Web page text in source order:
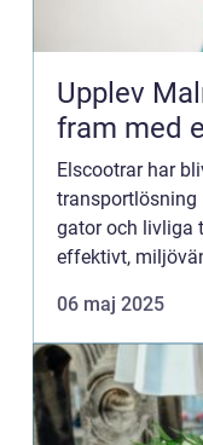
Upplev
fram med
Elscootrar har
transportlösning
gator och livliga
effektivt,
06 maj 2025